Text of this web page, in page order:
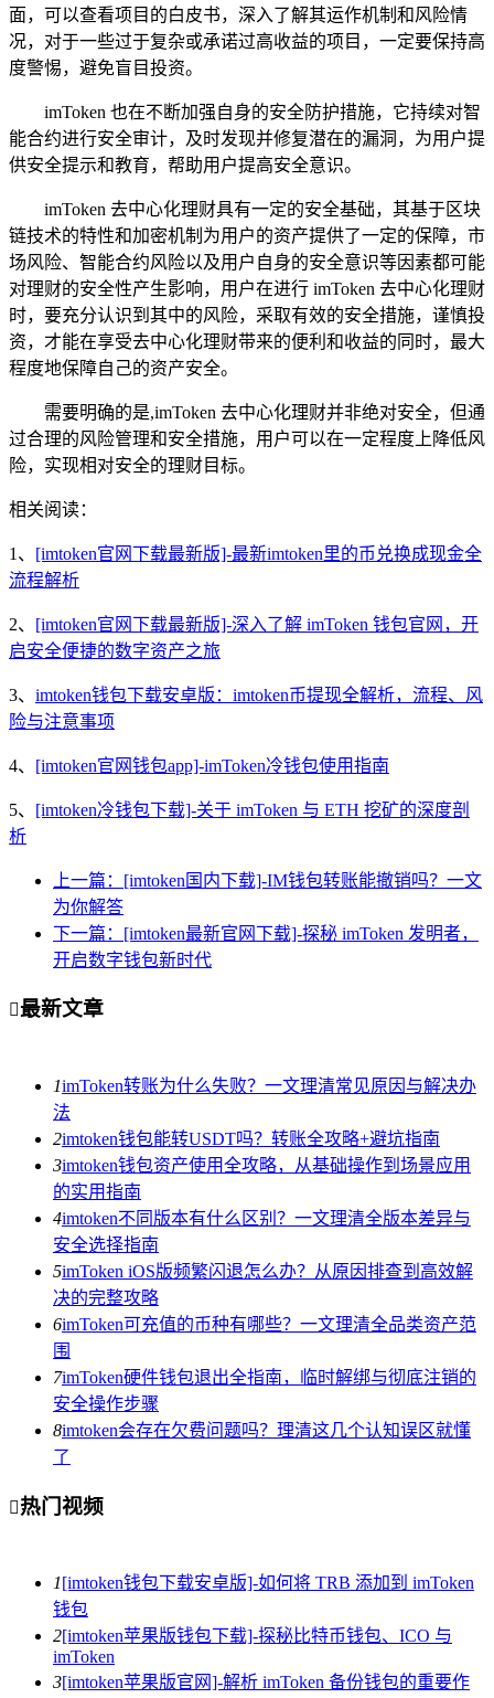
面，可以查看项目的白皮书，深入了解其运作机制和风险情
况，对于一些过于复杂或承诺过高收益的项目，一定要保持高
度警惕，避免盲目投资。
imToken 也在不断加强自身的安全防护措施，它持续对智
能合约进行安全审计，及时发现并修复潜在的漏洞，为用户提
供安全提示和教育，帮助用户提高安全意识。
imToken 去中心化理财具有一定的安全基础，其基于区块
链技术的特性和加密机制为用户的资产提供了一定的保障，市
场风险、智能合约风险以及用户自身的安全意识等因素都可能
对理财的安全性产生影响，用户在进行 imToken 去中心化理财
时，要充分认识到其中的风险，采取有效的安全措施，谨慎投
资，才能在享受去中心化理财带来的便利和收益的同时，最大
程度地保障自己的资产安全。
需要明确的是,imToken 去中心化理财并非绝对安全，但通
过合理的风险管理和安全措施，用户可以在一定程度上降低风
险，实现相对安全的理财目标。
相关阅读：
1、 [imtoken官网下载最新版]-最新imtoken里的币兑换成现金全
流程解析
2、 [imtoken官网下载最新版]-深入了解 imToken 钱包官网，开
启安全便捷的数字资产之旅
3、 imtoken钱包下载安卓版：imtoken币提现全解析，流程、风
险与注意事项
4、 [imtoken官网钱包app]-imToken冷钱包使用指南
5、 [imtoken冷钱包下载]-关于 imToken 与 ETH 挖矿的深度剖
析
上一篇：[imtoken国内下载]-IM钱包转账能撤销吗？一文
为你解答
下一篇：[imtoken最新官网下载]-探秘 imToken 发明者，
开启数字钱包新时代
最新文章
1imToken转账为什么失败？一文理清常见原因与解决办
法
2imtoken钱包能转USDT吗？转账全攻略+避坑指南
3imtoken钱包资产使用全攻略，从基础操作到场景应用
的实用指南
4imtoken不同版本有什么区别？一文理清全版本差异与
安全选择指南
5imToken iOS版频繁闪退怎么办？从原因排查到高效解
决的完整攻略
6imToken可充值的币种有哪些？一文理清全品类资产范
围
7imToken硬件钱包退出全指南，临时解绑与彻底注销的
安全操作步骤
8imtoken会存在欠费问题吗？理清这几个认知误区就懂
了
热门视频
1[imtoken钱包下载安卓版]-如何将 TRB 添加到 imToken
钱包
2[imtoken苹果版钱包下载]-探秘比特币钱包、ICO 与
imToken
3[imtoken苹果版官网]-解析 imToken 备份钱包的重要作